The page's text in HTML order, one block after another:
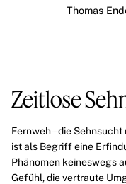
Thomas
Zeitlose
Fernweh – die
ist als Begriff eine
Phänomen keineswegs
Gefühl, die vertraute